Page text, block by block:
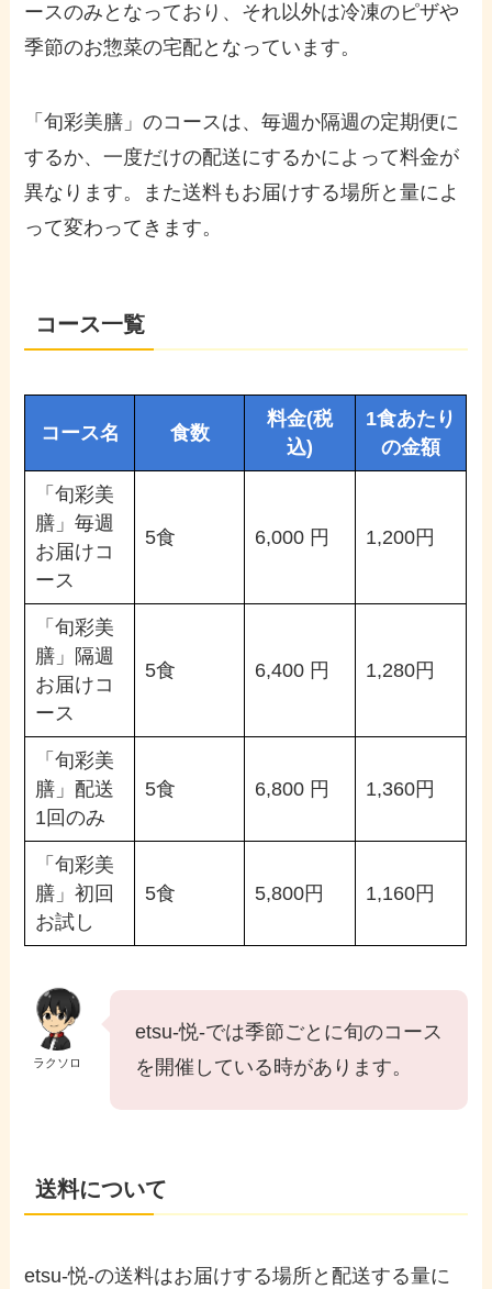
ースのみとなっており、それ以外は冷凍のピザや
季節のお惣菜の宅配となっています。
「旬彩美膳」のコースは、毎週か隔週の定期便に
するか、一度だけの配送にするかによって料金が
異なります。また送料もお届けする場所と量によ
って変わってきます。
コース一覧
コース名 食数
料金(税
込)
1食あたり
の金額
「旬彩美
膳」毎週
お届けコ
ース
5食 6,000 円 1,200円
「旬彩美
膳」隔週
お届けコ
ース
5食 6,400 円 1,280円
「旬彩美
膳」配送
1回のみ
5食 6,800 円 1,360円
「旬彩美
膳」初回
お試し
5食 5,800円 1,160円
ラクソロ
etsu-悦-では季節ごとに旬のコース
を開催している時があります。
送料について
etsu-悦-の送料はお届けする場所と配送する量に